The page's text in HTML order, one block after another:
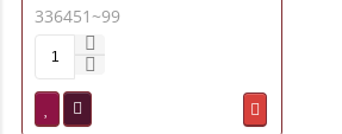
336451~99